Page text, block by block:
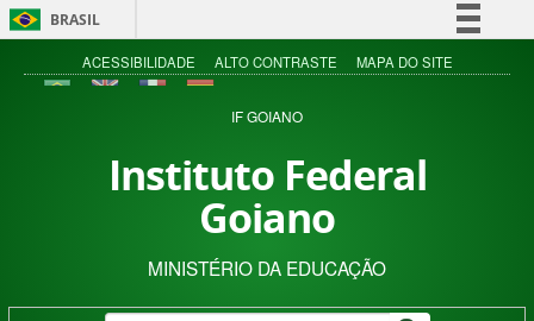
BRASIL
Simplifique!
Acesso à informação
ACESSIBILIDADE ALTO CONTRASTE MAPA DO SITE
IF GOIANO
Instituto Federal
Goiano
MINISTÉRIO DA EDUCAÇÃO